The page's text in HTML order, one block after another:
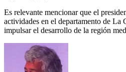
Es relevante mencionar que el
actividades en el departamento de La
impulsar el desarrollo de la región